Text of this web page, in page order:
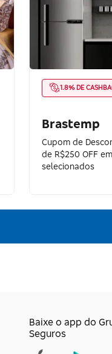
1.8% DE
Brastemp
Cupom de
de R$250 OFF
selecionados
Baixe o app do
Seguros